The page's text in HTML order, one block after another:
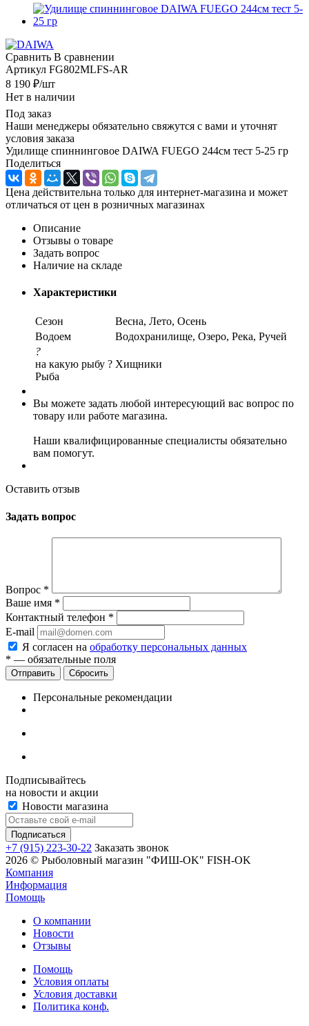
Сравнить В сравнении
Артикул FG802MLFS-AR
8 190 ₽/шт
Нет в наличии
Под заказ
Наши менеджеры обязательно свяжутся с вами и уточнят
условия заказа
Удилище спиннинговое DAIWA FUEGO 244см тест 5-25 гр
Поделиться
Цена действительна только для интернет-магазина и может
отличаться от цен в розничных магазинах
Описание
Отзывы о товаре
Задать вопрос
Наличие на складе
Характеристики
Сезон
Весна, Лето, Осень
Водоем
Водохранилище, Озеро, Река, Ручей
?
на какую рыбу ?
Рыба
Хищники
Вы можете задать любой интересующий вас вопрос по
товару или работе магазина.
Наши квалифицированные специалисты обязательно
вам помогут.
Оставить отзыв
Задать вопрос
Вопрос *
Ваше имя *
Контактный телефон *
E-mail
Я согласен на обработку персональных данных
* — обязательные поля
Сбросить
Персональные рекомендации
Подписывайтесь
на новости и акции
Новости магазина
+7 (915) 223-30-22 Заказать звонок
2026 © Рыболовный магазин "ФИШ-OK" FISH-OK
Компания
Информация
Помощь
О компании
Новости
Отзывы
Помощь
Условия оплаты
Условия доставки
Политика конф.